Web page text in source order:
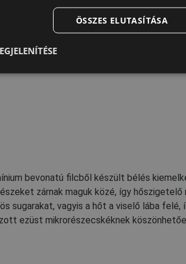
bőrök közül ez a legellenállóbb és
egyenetlenségek nem hibák; jellegzetes
bevonatú filcből készült bélés
zárnak maguk közé, így
sugarakat, vagyis a hőt a viselő lába
ezüst mikrorészecskéknek
ÖSSZES ELUTASÍTÁSA